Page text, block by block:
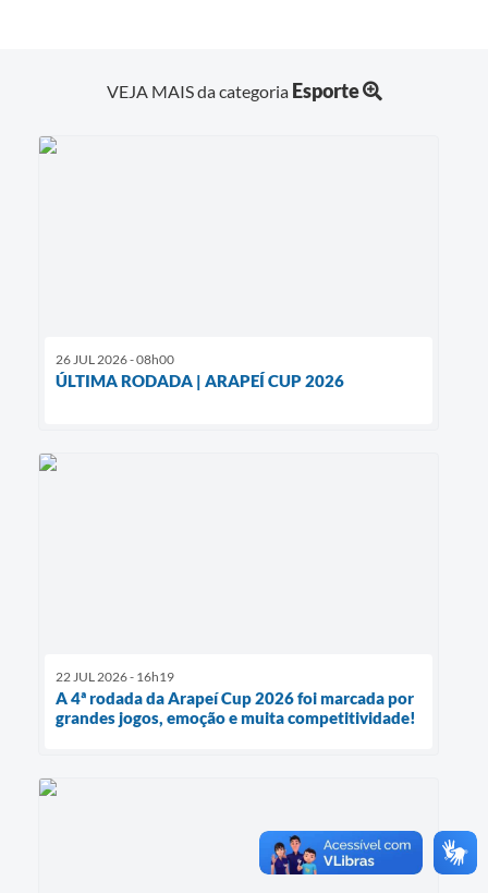
VEJA MAIS da categoria Esporte
26 JUL 2026 - 08h00
ÚLTIMA RODADA | ARAPEÍ CUP 2026
22 JUL 2026 - 16h19
A 4ª rodada da Arapeí Cup 2026 foi marcada por
grandes jogos, emoção e muita competitividade!